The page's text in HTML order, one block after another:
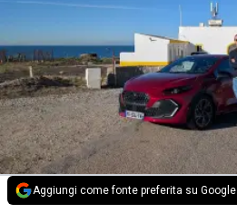
Aggiungi come fonte preferita su Google